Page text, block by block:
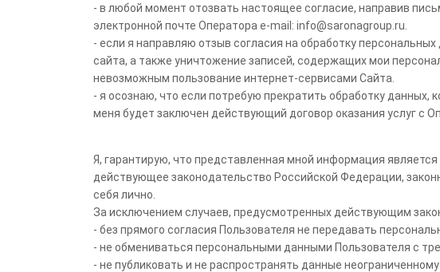
- в любой момент отозвать настоящее согласие, направив
электронной почте Оператора e-mail: info@saronagroup.ru.
- если я направляю отзыв согласия на обработку
сайта, а также уничтожение записей, содержащих мои
невозможным пользование интернет-сервисами Сайта.
- я осознаю, что если потребую прекратить обработку
меня будет заключен действующий договор оказания услуг с
Я, гарантирую, что представленная мной информация
действующее законодательство Российской Федерации,
себя лично.
За исключением случаев, предусмотренных действующим
- без прямого согласия Пользователя не передавать
- не обмениваться персональными данными Пользователя с
- не публиковать и не распространять данные неограниченному